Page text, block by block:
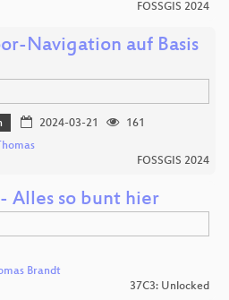
FOSSGIS 2024
Navigation auf Basis
2024-03-21
161
FOSSGIS 2024
Alles so bunt hier
Brandt
37C3: Unlocked